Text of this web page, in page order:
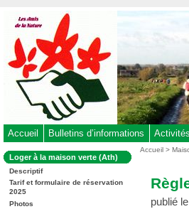
au
contenu
-
Aller
au
menu
-
à
la
recherche
Accueil Bulletins d’informations
Dans
la
rubrique
:
Loger à la maison verte (Ath)
Descriptif
Tarif et formulaire de réservation
2025
Photos
Vous
Accueil >
publié